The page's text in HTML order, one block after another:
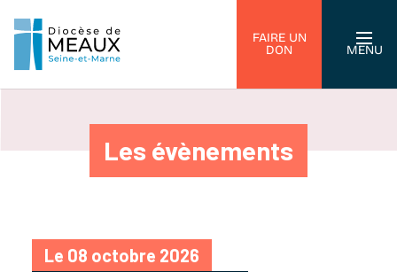
FAIRE UN
DON
MENU
Les évènements
Le 08 octobre 2026